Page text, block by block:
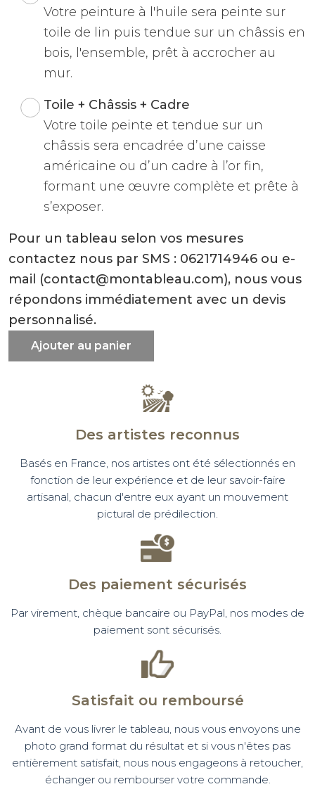
Votre peinture à l'huile sera peinte sur
toile de lin puis tendue sur un châssis en
bois, l'ensemble, prêt à accrocher au
mur.
Toile + Châssis + Cadre
Votre toile peinte et tendue sur un
châssis sera encadrée d’une caisse
américaine ou d’un cadre à l’or fin,
formant une œuvre complète et prête à
s’exposer.
Pour un tableau selon vos mesures
contactez nous par SMS : 0621714946 ou e-
mail (contact@montableau.com), nous vous
répondons immédiatement avec un devis
personnalisé.
Ajouter au panier
Des artistes reconnus
Basés en France, nos artistes ont été sélectionnés en
fonction de leur expérience et de leur savoir-faire
artisanal, chacun d'entre eux ayant un mouvement
pictural de prédilection.
Des paiement sécurisés
Par virement, chèque bancaire ou PayPal, nos modes de
paiement sont sécurisés.
Satisfait ou remboursé
Avant de vous livrer le tableau, nous vous envoyons une
photo grand format du résultat et si vous n'êtes pas
entièrement satisfait, nous nous engageons à retoucher,
échanger ou rembourser votre commande.